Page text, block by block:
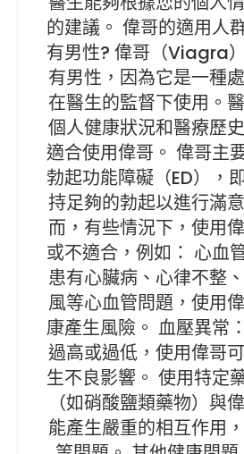
的建議。 偉哥的適用人
有男性? 偉哥（Viagra
有男性，因為它是一種
在醫生的監督下使用。
個人健康狀況和醫療歷
適合使用偉哥。 偉哥主
勃起功能障礙（ED），
持足夠的勃起以進行滿
而，有些情況下，使用
或不適合，例如： 心血
患有心臟病、心律不整
風等心血管問題，使用
康產生風險。 血壓異常
過高或過低，使用偉哥
生不良影響。 使用特定
（如硝酸鹽類藥物）與
能產生嚴重的相互作用